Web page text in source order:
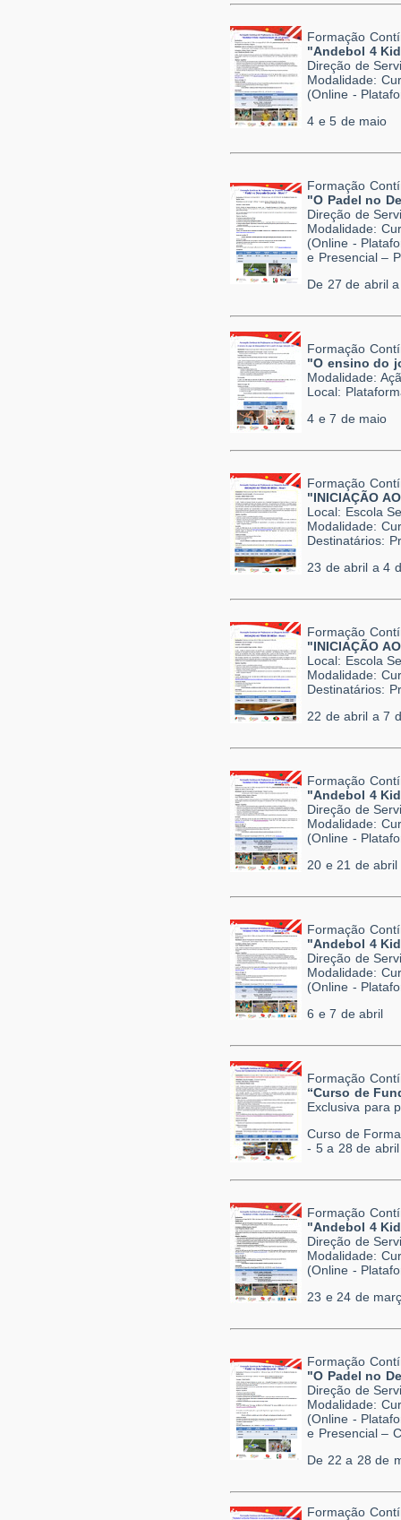
Formação
"Andebol 4
Direção de
Modalidade:
(Online -
4 e 5 de maio
Formação
"O Padel no
Direção de
Modalidade:
(Online -
e Presencial –
De 27 de abril
Formação
"O ensino do
Modalidade:
Local:
4 e 7 de maio
Formação
"INICIAÇÃO
Local: Escola
Modalidade:
Destinatários:
23 de abril a 4
Formação
"INICIAÇÃO
Local: Escola
Modalidade:
Destinatários:
22 de abril a 7
Formação
"Andebol 4
Direção de
Modalidade:
(Online -
20 e 21 de abril
Formação
"Andebol 4
Direção de
Modalidade:
(Online -
6 e 7 de abril
Formação
“Curso de
Exclusiva para
Curso de
- 5 a 28 de abril
Formação
"Andebol 4
Direção de
Modalidade:
(Online -
23 e 24 de
Formação
"O Padel no
Direção de
Modalidade:
(Online -
e Presencial –
De 22 a 28 de
Formação